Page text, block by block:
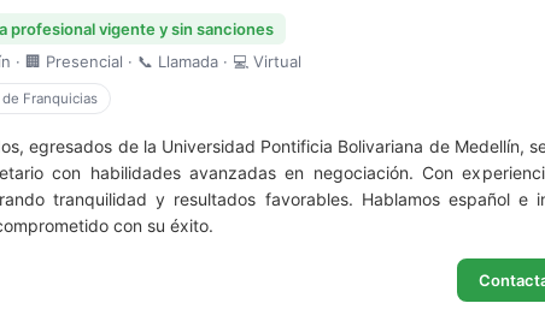
profesional vigente y sin sanciones
· 🏢 Presencial · 📞 Llamada · 💻 Virtual
Franquicias
egresados de la Universidad Pontificia Bolivariana de Medellín,
con habilidades avanzadas en negociación. Con
tranquilidad y resultados favorables. Hablamos español
con su éxito.